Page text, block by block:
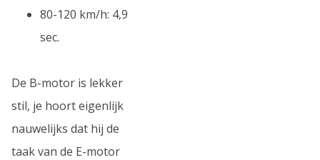
80-120 km/h: 4,9
sec.
De B-motor is lekker
stil, je hoort eigenlijk
nauwelijks dat hij de
taak van de E-motor